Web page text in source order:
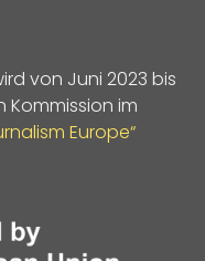
von Juni 2023 bis
Kommission im
Europe“